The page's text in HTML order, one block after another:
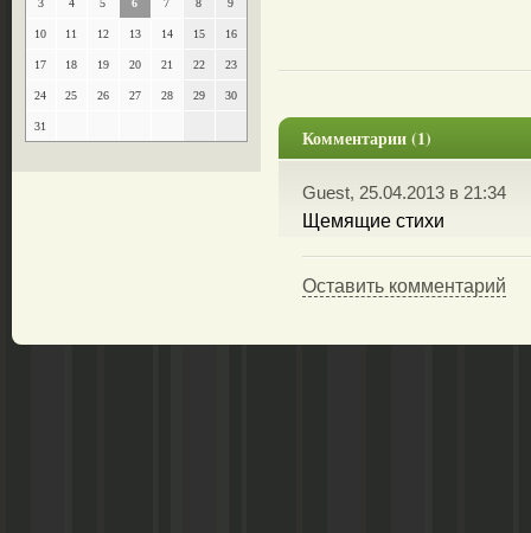
3 4 5 6 7 8 9
10 11 12 13 14 15 16
17 18 19 20 21 22 23
24 25 26 27 28 29 30
31 Комментарии (1)
Guest, 25.04.2013 в 21:34
Щемящие стихи
Оставить комментарий